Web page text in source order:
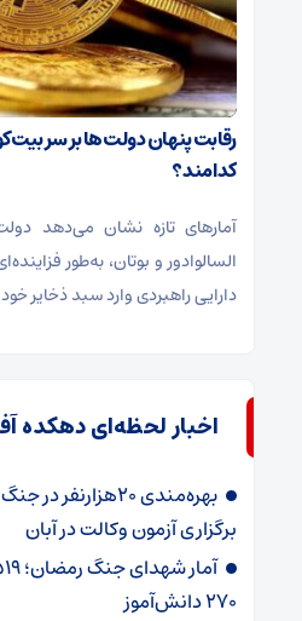
کدامند؟
آمارهای تازه نشان می‌دهد
السالوادور و بوتان، به‌طور
دارایی راهبردی وارد سبد ذخایر
اخبار لحظه‌ای دهکده
بهره‌مندی
برگزاری آزمون وکالت در آبان
270 دانش‌آموز